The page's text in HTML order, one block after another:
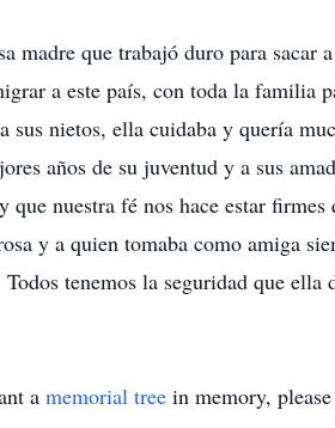
madre que trabajó duro para
a este país, con toda la familia
sus nietos, ella cuidaba y quería
años de su juventud y a sus
que nuestra fé nos hace estar
y a quien tomaba como amiga
tenemos la seguridad que ella
a memorial tree in memory,